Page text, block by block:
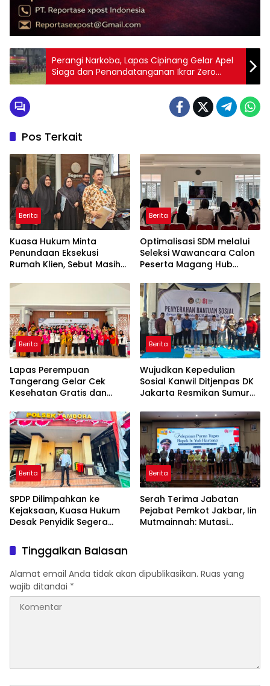
Perangi Narkoba, Lapas Cipinang Gelar Apel
Siaga dan Penandatanganan Ikrar Zero
HALINAR
Pos Terkait
Berita
Kuasa Hukum Minta
Penundaan Eksekusi
Rumah Klien, Sebut Masih
Hukum yang Berjalan
Berita
Optimalisasi SDM melalui
Seleksi Wawancara Calon
Peserta Magang Hub
2026
Berita
Lapas Perempuan
Tangerang Gelar Cek
Kesehatan Gratis dan
DNA bagi Petugas dan
Warga Binaan
Berita
Wujudkan Kepedulian
Sosial Kanwil Ditjenpas DK
Jakarta Resmikan Sumur
Berita
SPDP Dilimpahkan ke
Kejaksaan, Kuasa Hukum
Desak Penyidik Segera
Pengeroyokan
Berita
Serah Terima Jabatan
Pejabat Pemkot Jakbar, Iin
Mutmainnah: Mutasi
Tinggalkan Balasan
Alamat email Anda tidak akan dipublikasikan. Ruas yang
wajib ditandai *